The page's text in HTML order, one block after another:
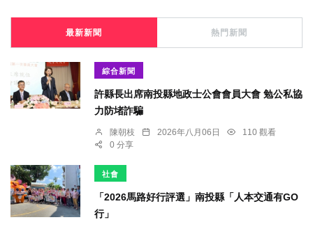
最新新聞 熱門新聞
綜合新聞
許縣長出席南投縣地政士公會會員大會 勉公私協
力防堵詐騙
陳朝枝 2026年八月06日
110 觀看
0 分享
社會
「2026馬路好行評選」南投縣「人本交通有GO
行」